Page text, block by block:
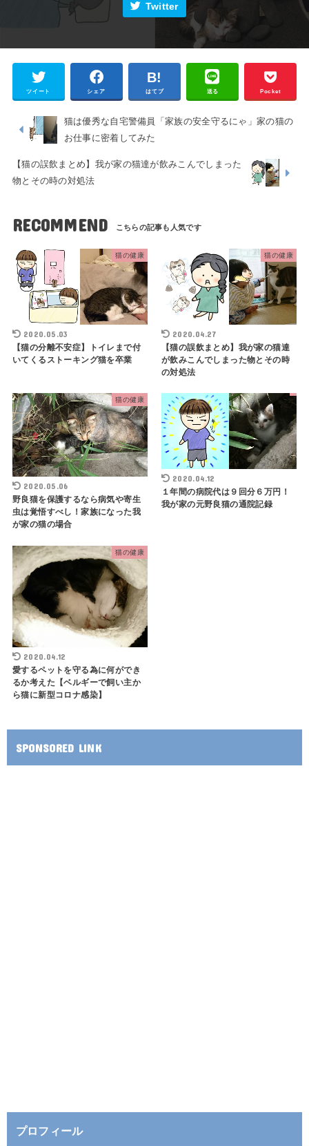
Twitter
ツイート シェア はてブ 送る Pocket
猫は優秀な自宅警備員「家族の安全守るにゃ」家の猫の
お仕事に密着してみた
【猫の誤飲まとめ】我が家の猫達が飲みこんでしまった
物とその時の対処法
RECOMMEND
猫の健康
2020.05.03
【猫の分離不安症】トイレまで付
いてくるストーキング猫を卒業
猫の健康
2020.04.27
【猫の誤飲まとめ】我が家の猫達
が飲みこんでしまった物とその時
の対処法
猫の健康
2020.05.06
野良猫を保護するなら病気や寄生
虫は覚悟すべし！家族になった我
が家の猫の場合
2020.04.12
１年間の病院代は９回分６万円！
我が家の元野良猫の通院記録
猫の健康
2020.04.12
愛するペットを守る為に何ができ
るか考えた【ベルギーで飼い主か
ら猫に新型コロナ感染】
SPONSORED LINK
プロフィール